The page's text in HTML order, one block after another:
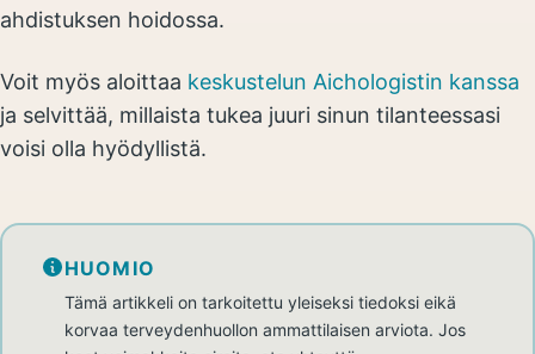
ahdistuksen hoidossa.
Voit myös aloittaa keskustelun Aichologistin kanssa
ja selvittää, millaista tukea juuri sinun tilanteessasi
voisi olla hyödyllistä.
HUOMIO
Tämä artikkeli on tarkoitettu yleiseksi tiedoksi eikä
korvaa terveydenhuollon ammattilaisen arviota. Jos